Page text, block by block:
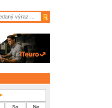
So
Ne